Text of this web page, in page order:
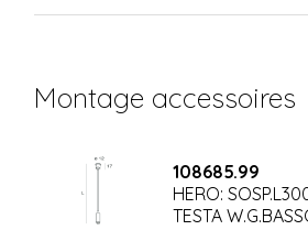
Montage accessoires
108685.99
HERO:
TESTA